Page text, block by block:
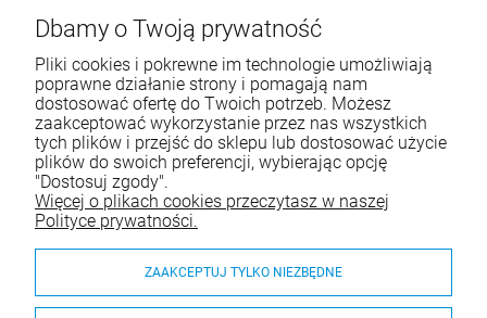
FLAMINGO Lick Pad Yummee Mata do
lizania rozmiar M
31,43 zł
Cena regularna:44,90 zł
Najniższa cena:
szt.
ROCK&DOG Punk Strato M Szarpak z
podwójnym futrem owcy
109,90 zł
DO KOSZYKA
BD Happy Dog Piłka przeszywana ze skóry
11 cm
52,90 zł
DO KOSZYKA
Tel.:
+48 66 22 93 668
E-mail:
sklep@airanddogs.pl
Pomoc
Moje konto
Płatności i dostawa
Dbamy o Twoją prywatność
Pliki cookies i pokrewne im technologie umożliwiają
poprawne działanie strony i pomagają nam
dostosować ofertę do Twoich potrzeb. Możesz
zaakceptować wykorzystanie przez nas wszystkich
tych plików i przejść do sklepu lub dostosować użycie
plików do swoich preferencji, wybierając opcję
"Dostosuj zgody".
Więcej o plikach cookies przeczytasz w naszej
Polityce prywatności.
ZAAKCEPTUJ TYLKO NIEZBĘDNE